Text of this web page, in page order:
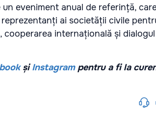
eveniment anual de referință,
ai societății civile
internațională și dialogul
șiInstagrampentru a fi la